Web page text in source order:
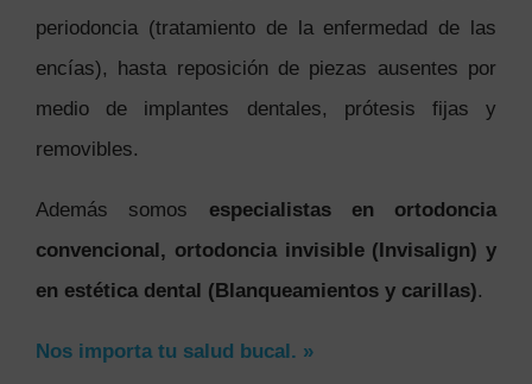
periodoncia (tratamiento de la enfermedad de las
encías), hasta reposición de piezas ausentes por
medio de implantes dentales, prótesis fijas y
removibles.
Además somos especialistas en ortodoncia
convencional, ortodoncia invisible (Invisalign) y
en estética dental (Blanqueamientos y carillas).
Nos importa tu salud bucal. »